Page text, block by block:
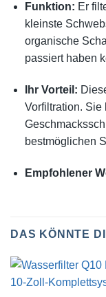
Funktion: Er
kleinste
organische
passiert haben
Ihr Vorteil:
Vorfiltration. Sie
bestmöglichen
Empfohlener
DAS KÖNNTE